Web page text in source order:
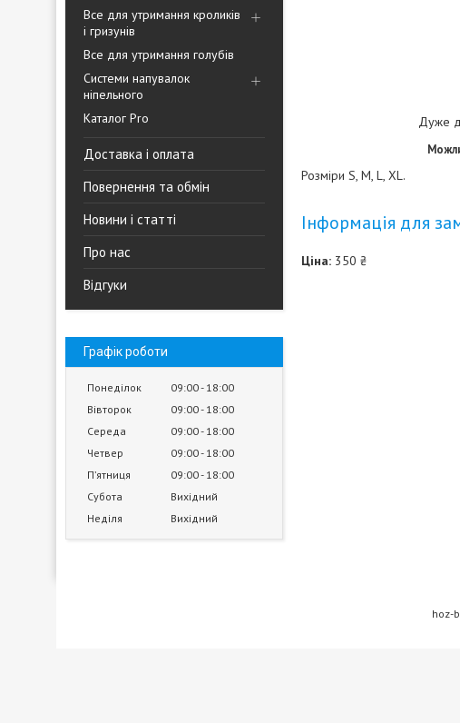
Все для утримання кроликів
і гризунів
Все для утримання голубів
Системи напувалок
ніпельного
Каталог Pro
Доставка і оплата
Повернення та обмін
Новини і статті
Про нас
Відгуки
Графік роботи
Понеділок 09:00 18:00
Вівторок
09:00 18:00
Середа
09:00 18:00
Четвер
09:00 18:00
Пʼятниця
09:00 18:00
Субота
Вихідний
Неділя
Вихідний
Дуже
Розміри S, M, L, XL.
Інформація для
Ціна: 350 ₴